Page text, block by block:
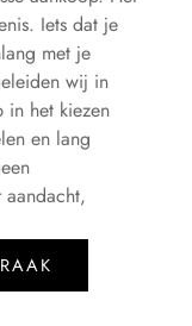
Iets dat je
met je
wij in
in het kiezen
en lang
aandacht,